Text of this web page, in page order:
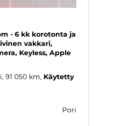
- 6 kk korotonta ja
vakkari,
Keyless, Apple
91 050 km Käytetty
pori